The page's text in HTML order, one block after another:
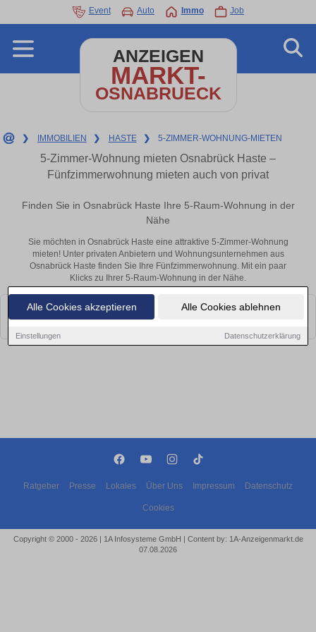
Alle Cookies akzeptieren Alle Cookies ablehnen
Einstellungen Datenschutzerklärung
Event Auto Immo Job
ANZEIGEN
MARKT-
OSNABRUECK
❯ IMMOBILIEN ❯ HASTE ❯ 5-ZIMMER-WOHNUNG-MIETEN
5-Zimmer-Wohnung mieten Osnabrück Haste –
Fünfzimmerwohnung mieten auch von privat
Finden Sie in Osnabrück Haste Ihre 5-Raum-Wohnung in der
Nähe
Sie möchten in Osnabrück Haste eine attraktive 5-Zimmer-Wohnung
mieten! Unter privaten Anbietern und Wohnungsunternehmen aus
Osnabrück Haste finden Sie Ihre Fünfzimmerwohnung. Mit ein paar
Klicks zu Ihrer 5-Raum-Wohnung in der Nähe.
Leider konnten wir derzeit keine passenden Objekte finden. Schauen Sie
bald wieder vorbei!
Ratgeber Presse Lokales Über Uns Impressum Datenschutz
Cookies
Copyright © 2000 - 2026 | 1A Infosysteme GmbH | Content by: 1A-Anzeigenmarkt.de
07.08.2026